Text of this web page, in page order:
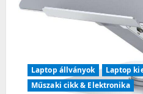
Laptop állványok
Laptop
Műszaki cikk & Elektronika